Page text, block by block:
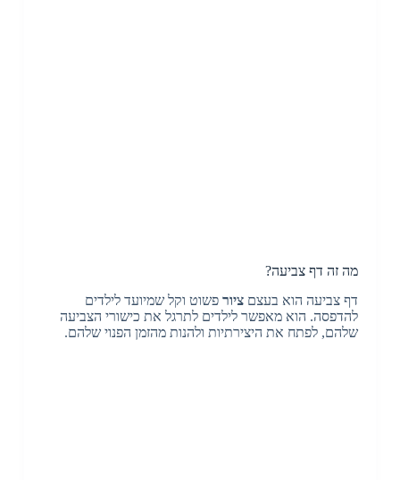
מה זה דף צביעה?
דף צביעה הוא בעצם ציורפשוט וקל שמיועד לילדים
להדפסה. הוא מאפשר לילדים לתרגל את כישורי הצביעה
שלהם, לפתח את היצירתיות ולהנות מהזמן הפנוי שלהם.